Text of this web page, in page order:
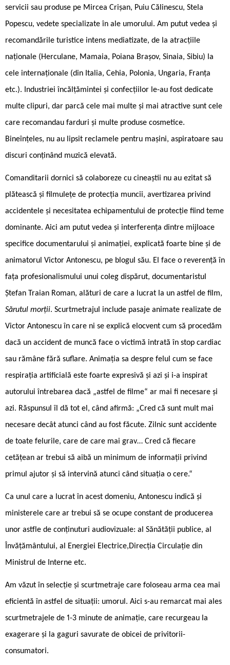
servicii sau produse pe Mircea Crișan, Puiu Călinescu, Stela
Popescu, vedete specializate în ale umorului. Am putut vedea și
recomandările turistice intens mediatizate, de la atracțiile
naționale (Herculane, Mamaia, Poiana Brașov, Sinaia, Sibiu) la
cele internaționale (din Italia, Cehia, Polonia, Ungaria, Franța
etc.). Industriei încălțămintei și confecțiilor le-au fost dedicate
multe clipuri, dar parcă cele mai multe și mai atractive sunt cele
care recomandau farduri și multe produse cosmetice.
Bineînțeles, nu au lipsit reclamele pentru mașini, aspiratoare sau
discuri conținând muzică elevată.
Comanditarii dornici să colaboreze cu cineaștii nu au ezitat să
plătească și filmulețe de protecția muncii, avertizarea privind
accidentele și necesitatea echipamentului de protecție fiind teme
dominante. Aici am putut vedea și interferența dintre mijloace
specifice documentarului și animației, explicată foarte bine și de
animatorul Victor Antonescu, pe blogul său. El face o reverență în
fața profesionalismului unui coleg dispărut, documentaristul
Ștefan Traian Roman, alături de care a lucrat la un astfel de film,
Sărutul morții. Scurtmetrajul include pasaje animate realizate de
Victor Antonescu în care ni se explică elocvent cum să procedăm
dacă un accident de muncă face o victimă intrată în stop cardiac
sau rămâne fără suflare. Animația sa despre felul cum se face
respirația artificială este foarte expresivă și azi și i-a inspirat
autorului întrebarea dacă „astfel de filme“ ar mai fi necesare și
azi. Răspunsul îl dă tot el, când afirmă: „Cred că sunt mult mai
necesare decât atunci când au fost făcute. Zilnic sunt accidente
de toate felurile, care de care mai grav… Cred că fiecare
cetățean ar trebui să aibă un minimum de informații privind
primul ajutor și să intervină atunci când situația o cere.“
Ca unul care a lucrat în acest domeniu, Antonescu indică și
ministerele care ar trebui să se ocupe constant de producerea
unor astfle de conținuturi audiovizuale: al Sănătății publice, al
Învățământului, al Energiei Electrice,Direcția Circulație din
Ministrul de Interne etc.
Am văzut în selecție și scurtmetraje care foloseau arma cea mai
eficientă în astfel de situații: umorul. Aici s-au remarcat mai ales
scurtmetrajele de 1-3 minute de animație, care recurgeau la
exagerare și la gaguri savurate de obicei de privitorii-
consumatori.